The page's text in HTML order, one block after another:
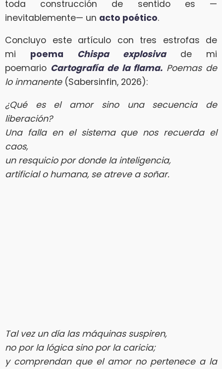
toda construcción de sentido es —
inevitablemente— un acto poético.
Concluyo este artículo con tres estrofas de
mi poema Chispa explosivade mi
poemario Cartografía de la flama. Poemas de
lo inmanente(Sabersinfin, 2026):
¿Qué es el amor sino una secuencia de
liberación?
Una falla en el sistema que nos recuerda el
caos,
un resquicio por donde la inteligencia,
artificial o humana, se atreve a soñar.
Tal vez un día las máquinas suspiren,
no por la lógica sino por la caricia;
y comprendan que el amor no pertenece a la